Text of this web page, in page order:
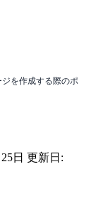
を作成する際のポ
日 更新日: